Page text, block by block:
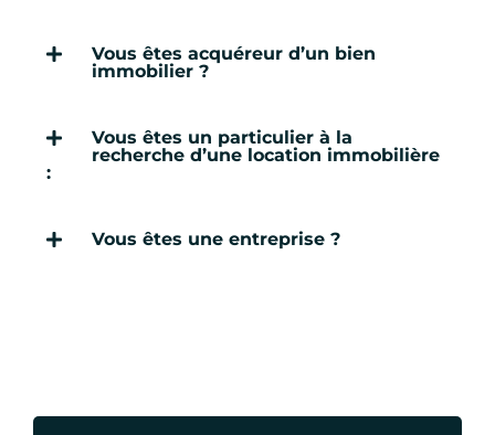
Vous êtes acquéreur d’un bien
immobilier ?
Vous êtes un particulier à la
recherche d’une location immobilière
:
Vous êtes une entreprise ?